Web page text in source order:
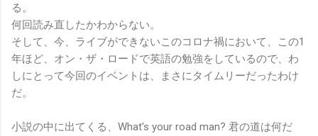
る。
何回読み直したかわからない。
そして、今、ライブができないこのコロナ禍において、この1
年ほど、オン・ザ・ロードで英語の勉強をしているので、わ
しにとって今回のイベントは、まさにタイムリーだったわけ
だ。
小説の中に出てくる、What's your road man? 君の道は何だ